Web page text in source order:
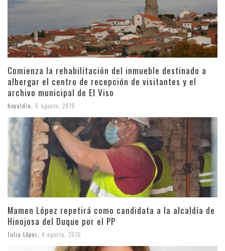
Comienza la rehabilitación del inmueble destinado a
albergar el centro de recepción de visitantes y el
archivo municipal de El Viso
hoyaldia 6 agosto, 2026
Mamen López repetirá como candidata a la alcaldía de
Hinojosa del Duque por el PP
Julia López 4 agosto, 2026